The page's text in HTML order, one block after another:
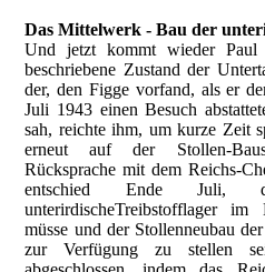
Das Mittelwerk - Bau der
Und jetzt kommt wieder
beschriebene Zustand der
der, den Figge vorfand, als er
Juli 1943 einen Besuch
sah, reichte ihm, um kurze Zeit
erneut auf der Stollen-
Rücksprache mit dem Reichs-
entschied Ende
unterirdischeTreibstofflager
müsse und der Stollenneubau
zur Verfügung zu stellen